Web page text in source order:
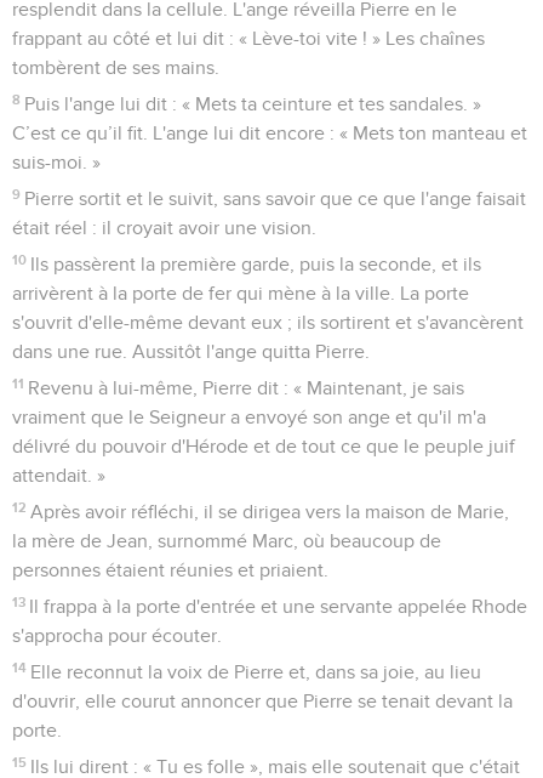
resplendit dans la cellule. L'ange réveilla Pierre en le
frappant au côté et lui dit : « Lève-toi vite ! » Les chaînes
tombèrent de ses mains.
8 Puis l'ange lui dit : « Mets ta ceinture et tes sandales. »
C’est ce qu’il fit. L'ange lui dit encore : « Mets ton manteau et
suis-moi. »
9 Pierre sortit et le suivit, sans savoir que ce que l'ange faisait
était réel : il croyait avoir une vision.
10 Ils passèrent la première garde, puis la seconde, et ils
arrivèrent à la porte de fer qui mène à la ville. La porte
s'ouvrit d'elle-même devant eux ; ils sortirent et s'avancèrent
dans une rue. Aussitôt l'ange quitta Pierre.
11 Revenu à lui-même, Pierre dit : « Maintenant, je sais
vraiment que le Seigneur a envoyé son ange et qu'il m'a
délivré du pouvoir d'Hérode et de tout ce que le peuple juif
attendait. »
12 Après avoir réfléchi, il se dirigea vers la maison de Marie,
la mère de Jean, surnommé Marc, où beaucoup de
personnes étaient réunies et priaient.
13 Il frappa à la porte d'entrée et une servante appelée Rhode
s'approcha pour écouter.
14 Elle reconnut la voix de Pierre et, dans sa joie, au lieu
d'ouvrir, elle courut annoncer que Pierre se tenait devant la
porte.
15 Ils lui dirent : « Tu es folle », mais elle soutenait que c'était